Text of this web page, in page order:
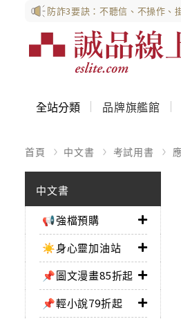
防詐3要訣：不聽信、不操作、
全站分類 品牌旗艦館
首頁 中文書 考試用書
中文書
📢強檔預購
☀️身心靈加油站
📌圖文漫畫85折起
📌輕小說79折起